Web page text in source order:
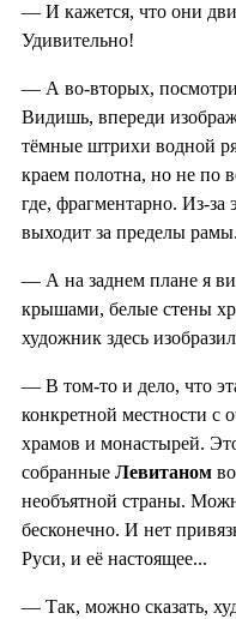
— И кажется, что они
Удивительно!
— А во-вторых,
Видишь, впереди
тёмные штрихи водной
краем полотна, но не по
где, фрагментарно. Из-за
выходит за пределы рамы.
— А на заднем плане я
крышами, белые стены
художник здесь
— В том-то и дело, что
конкретной местности с
храмов и монастырей.
собранные Левитаном
необъятной страны.
бесконечно. И нет
Руси, и её настоящее...
— Так, можно сказать,